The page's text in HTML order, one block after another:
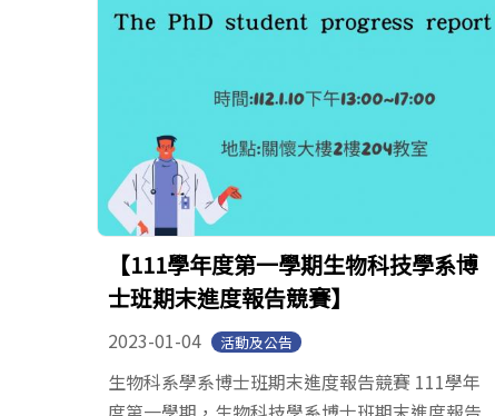
【111學年度第一學期生物科技學系博
士班期末進度報告競賽】
2023-01-04 活動及公告
生物科系學系博士班期末進度報告競賽 111學年